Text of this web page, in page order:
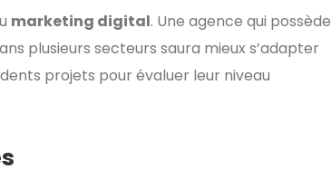
marketing digital. Une agence qui possède
plusieurs secteurs saura mieux s’adapter
projets pour évaluer leur niveau